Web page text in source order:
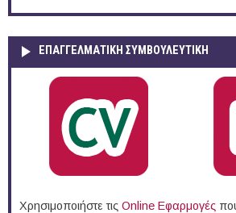
ΕΠΑΓΓΕΛΜΑΤΙΚΉ ΣΥΜΒΟΥΛΕΥΤΙΚΉ
Χρησιμοποιήστε τις Online Eφαρμογές